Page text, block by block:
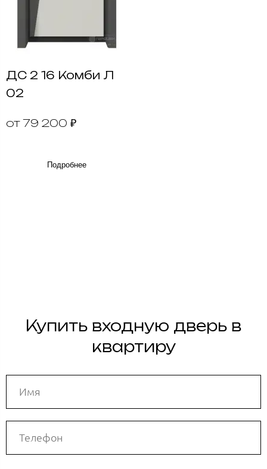
ДС 2 16 Комби Л
02
от 79 200 ₽
Подробнее
Купить входную дверь в
квартиру